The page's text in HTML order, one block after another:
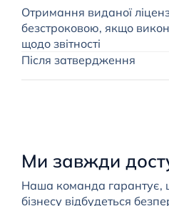
Отримання виданої
безстроковою, якщо
щодо звітності
Після затвердження
Ми завжди
Наша команда гарантує,
бізнесу відбудеться